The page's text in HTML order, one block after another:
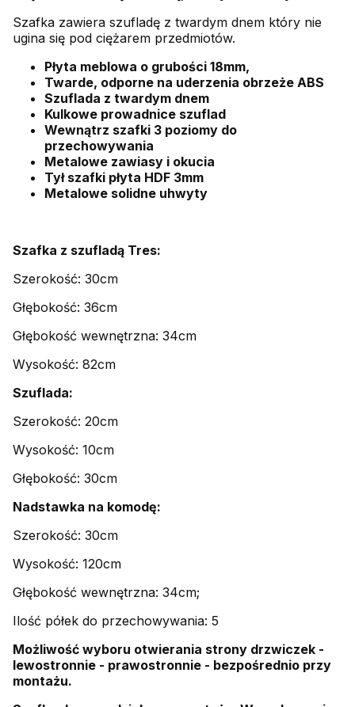
Szafka zawiera szufladę z twardym dnem który nie
ugina się pod ciężarem przedmiotów.
Płyta meblowa o grubości 18mm,
Twarde, odporne na uderzenia obrzeże ABS
Szuflada z twardym dnem
Kulkowe prowadnice szuflad
Wewnątrz szafki 3 poziomy do
przechowywania
Metalowe zawiasy i okucia
Tył szafki płyta HDF 3mm
Metalowe solidne uhwyty
Szafka z szufladą Tres:
Szerokość: 30cm
Głębokość: 36cm
Głębokość wewnętrzna: 34cm
Wysokość: 82cm
Szuflada:
Szerokość: 20cm
Wysokość: 10cm
Głębokość: 30cm
Nadstawka na komodę:
Szerokość: 30cm
Wysokość: 120cm
Głębokość wewnętrzna: 34cm;
Ilość półek do przechowywania: 5
Możliwość wyboru otwierania strony drzwiczek -
lewostronnie - prawostronnie - bezpośrednio przy
montażu.